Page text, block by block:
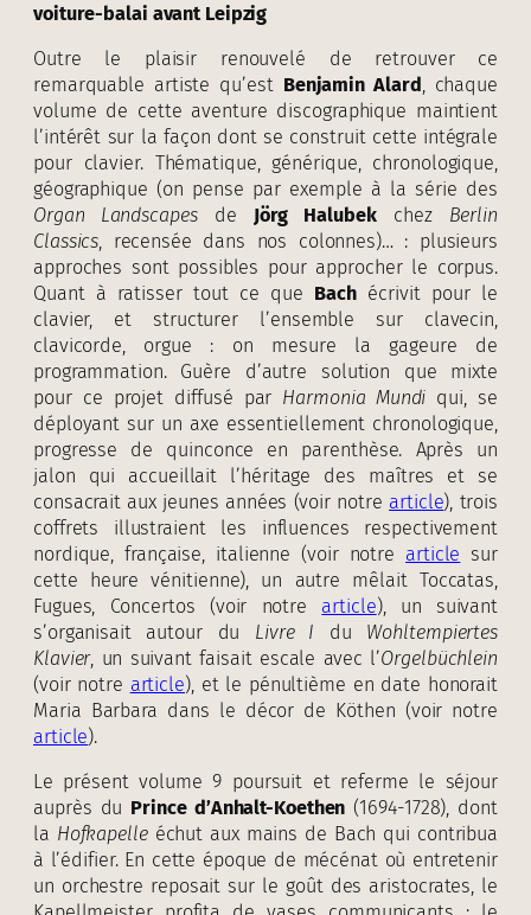
voiture-balai avant Leipzig
Outre le plaisir renouvelé de retrouver ce
remarquable artiste qu’est Benjamin Alard, chaque
volume de cette aventure discographique maintient
l’intérêt sur la façon dont se construit cette intégrale
pour clavier. Thématique, générique, chronologique,
géographique (on pense par exemple à la série des
Organ Landscapesde Jörg Halubekchez Berlin
Classics, recensée dans nos colonnes)… : plusieurs
approches sont possibles pour approcher le corpus.
Quant à ratisser tout ce que Bachécrivit pour le
clavier, et structurer l’ensemble sur clavecin,
clavicorde, orgue : on mesure la gageure de
programmation. Guère d’autre solution que mixte
pour ce projet diffusé par Harmonia Mundi qui, se
déployant sur un axe essentiellement chronologique,
progresse de quinconce en parenthèse. Après un
jalon qui accueillait l’héritage des maîtres et se
consacrait aux jeunes années (voir notre article), trois
coffrets illustraient les influences respectivement
nordique, française, italienne (voir notre article sur
cette heure vénitienne), un autre mêlait Toccatas,
Fugues, Concertos (voir notre article), un suivant
s’organisait autour du Livre I du Wohltempiertes
Klavier, un suivant faisait escale avec l’Orgelbüchlein
(voir notre article), et le pénultième en date honorait
Maria Barbara dans le décor de Köthen (voir notre
article).
Le présent volume 9 poursuit et referme le séjour
auprès du Prince d’Anhalt-Koethen (1694-1728), dont
la Hofkapelleéchut aux mains de Bach qui contribua
à l’édifier. En cette époque de mécénat où entretenir
un orchestre reposait sur le goût des aristocrates, le